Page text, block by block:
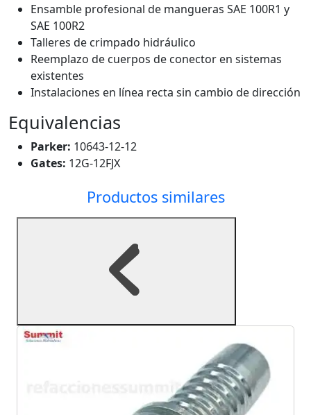
Ensamble profesional de mangueras SAE 100R1 y
SAE 100R2
Talleres de crimpado hidráulico
Reemplazo de cuerpos de conector en sistemas
existentes
Instalaciones en línea recta sin cambio de dirección
Equivalencias
Parker: 10643-12-12
Gates: 12G-12FJX
Productos similares